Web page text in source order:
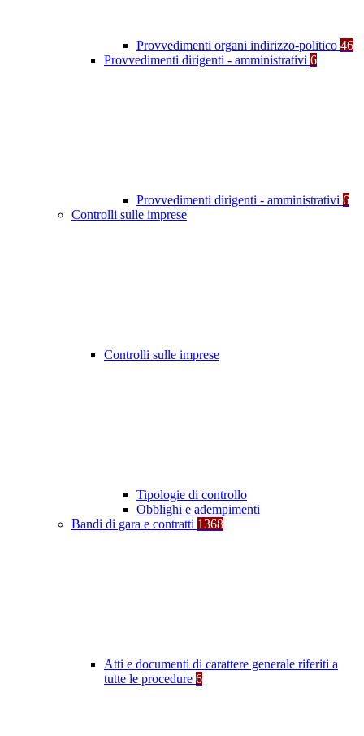
Provvedimenti organi indirizzo-politico 46
Provvedimenti dirigenti - amministrativi 6
Provvedimenti dirigenti - amministrativi 6
Controlli sulle imprese
Controlli sulle imprese
Tipologie di controllo
Obblighi e adempimenti
Bandi di gara e contratti 1368
Atti e documenti di carattere generale riferiti a
tutte le procedure 6